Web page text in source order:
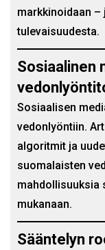
markkinoidaan –
tulevaisuudesta.
Sosiaalinen
Sosiaalisen
vedonlyöntiin.
algoritmit ja
suomalaisten
mahdollisuuksia
mukanaan.
Sääntelyn